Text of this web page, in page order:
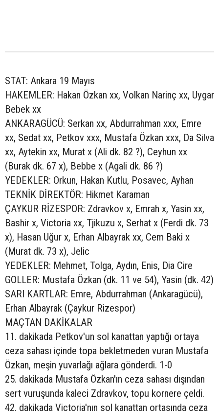
STAT: Ankara 19 Mayıs
HAKEMLER: Hakan Özkan xx, Volkan Narinç xx, Uygar
Bebek xx
ANKARAGÜCÜ: Serkan xx, Abdurrahman xxx, Emre
xx, Sedat xx, Petkov xxx, Mustafa Özkan xxx, Da Silva
xx, Aytekin xx, Murat x (Ali dk. 82 ?), Ceyhun xx
(Burak dk. 67 x), Bebbe x (Agali dk. 86 ?)
YEDEKLER: Orkun, Hakan Kutlu, Posavec, Ayhan
TEKNİK DİREKTÖR: Hikmet Karaman
ÇAYKUR RİZESPOR: Zdravkov x, Emrah x, Yasin xx,
Bashir x, Victoria xx, Tjikuzu x, Serhat x (Ferdi dk. 73
x), Hasan Uğur x, Erhan Albayrak xx, Cem Baki x
(Murat dk. 73 x), Jelic
YEDEKLER: Mehmet, Tolga, Aydın, Enis, Dia Cire
GOLLER: Mustafa Özkan (dk. 11 ve 54), Yasin (dk. 42)
SARI KARTLAR: Emre, Abdurrahman (Ankaragücü),
Erhan Albayrak (Çaykur Rizespor)
MAÇTAN DAKİKALAR
11. dakikada Petkov'un sol kanattan yaptığı ortaya
ceza sahası içinde topa bekletmeden vuran Mustafa
Özkan, meşin yuvarlağı ağlara gönderdi. 1-0
25. dakikada Mustafa Özkan'ın ceza sahası dışından
sert vuruşunda kaleci Zdravkov, topu kornere çeldi.
42. dakikada Victoria'nın sol kanattan ortasında ceza